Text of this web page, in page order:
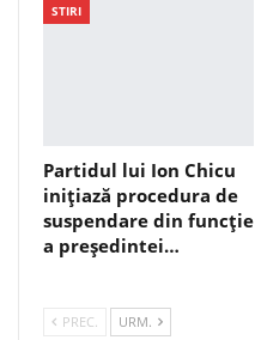
STIRI
Partidul lui Ion Chicu
inițiază procedura de
suspendare din funcție
a președintei…
PREC. URM.